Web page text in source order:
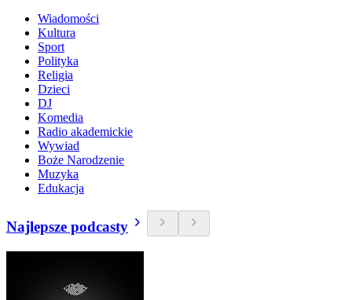
Wiadomości
Kultura
Sport
Polityka
Religia
Dzieci
DJ
Komedia
Radio akademickie
Wywiad
Boże Narodzenie
Muzyka
Edukacja
Najlepsze podcasty